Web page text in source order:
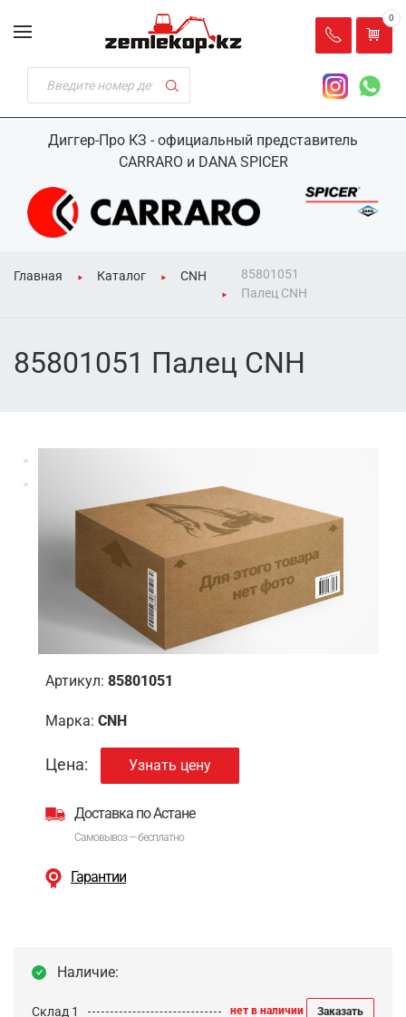
Диггер-Про КЗ - официальный представитель
CARRARO и DANA SPICER
0
Главная Каталог CNH
85801051
Палец CNH
85801051 Палец CNH
Артикул: 85801051
Марка: CNH
Цена: Узнать цену
Доставка по Астане
Самовывоз — бесплатно
Гарантии
Наличие:
Склад 1 нет в наличии Заказать